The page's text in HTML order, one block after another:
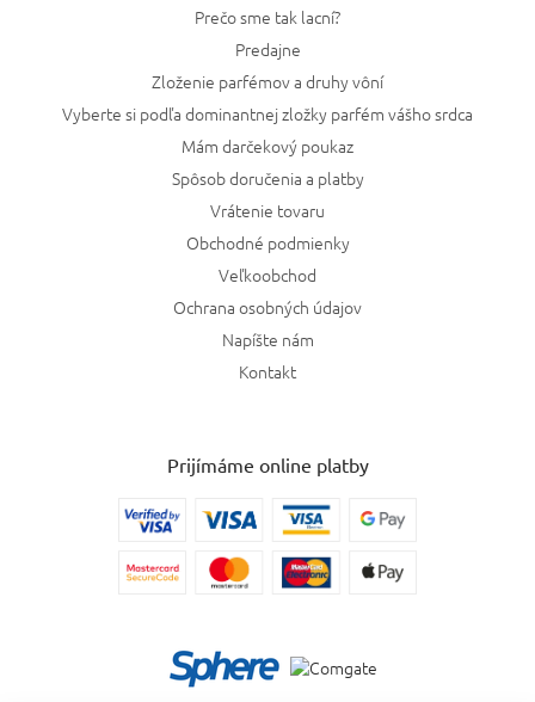
Prečo sme tak lacní?
Predajne
Zloženie parfémov a druhy vôní
Vyberte si podľa dominantnej zložky parfém vášho srdca
Mám darčekový poukaz
Spôsob doručenia a platby
Vrátenie tovaru
Obchodné podmienky
Veľkoobchod
Ochrana osobných údajov
Napíšte nám
Kontakt
Prijímáme online platby